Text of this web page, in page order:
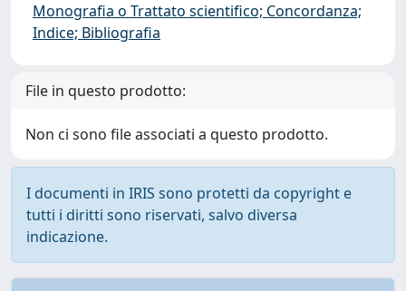
Monografia o Trattato scientifico; Concordanza;
Indice; Bibliografia
File in questo prodotto:
Non ci sono file associati a questo prodotto.
I documenti in IRIS sono protetti da copyright e
tutti i diritti sono riservati, salvo diversa
indicazione.